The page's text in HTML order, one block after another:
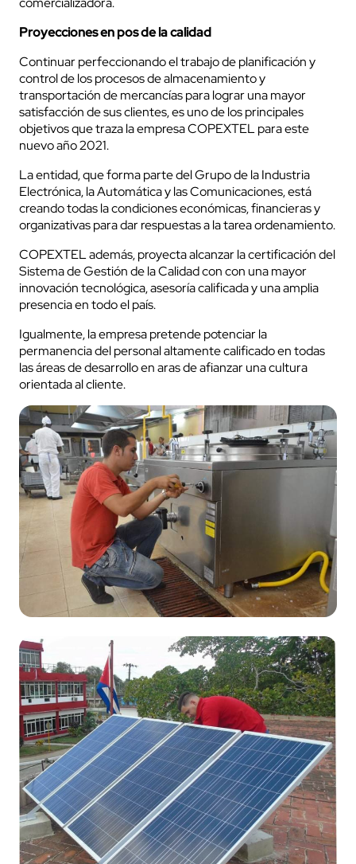
Proyecciones en pos de la calidad
Continuar perfeccionando el trabajo de planificación y
control de los procesos de almacenamiento y
transportación de mercancías para lograr una mayor
satisfacción de sus clientes, es uno de los principales
objetivos que traza la empresa COPEXTEL para este
nuevo año 2021.
La entidad, que forma parte del Grupo de la Industria
Electrónica, la Automática y las Comunicaciones, está
creando todas la condiciones económicas, financieras y
organizativas para dar respuestas a la tarea ordenamiento.
COPEXTEL además, proyecta alcanzar la certificación del
Sistema de Gestión de la Calidad con con una mayor
innovación tecnológica, asesoría calificada y una amplia
presencia en todo el país.
Igualmente, la empresa pretende potenciar la
permanencia del personal altamente calificado en todas
las áreas de desarrollo en aras de afianzar una cultura
orientada al cliente.